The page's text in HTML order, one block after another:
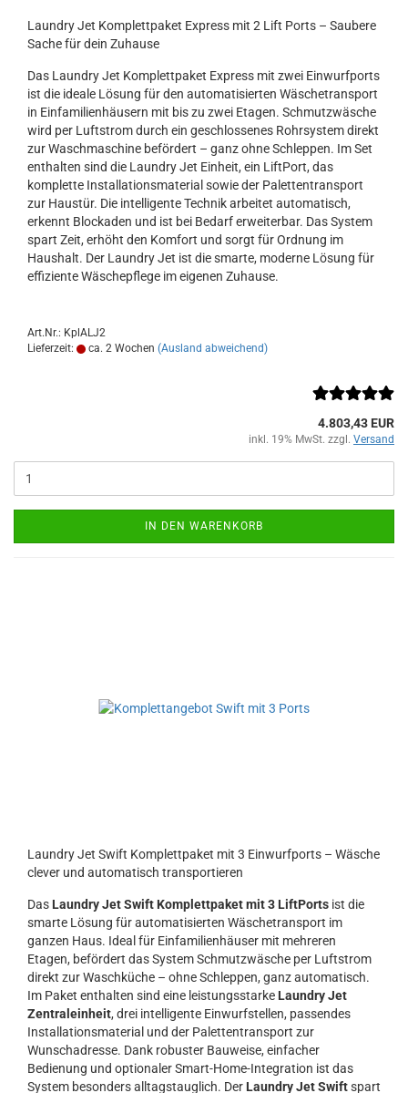
Laundry Jet Komplettpaket Express mit 2 Lift Ports – Saubere
Sache für dein Zuhause
Das Laundry Jet Komplettpaket Express mit zwei Einwurfports
ist die ideale Lösung für den automatisierten Wäschetransport
in Einfamilienhäusern mit bis zu zwei Etagen. Schmutzwäsche
wird per Luftstrom durch ein geschlossenes Rohrsystem direkt
zur Waschmaschine befördert – ganz ohne Schleppen. Im Set
enthalten sind die Laundry Jet Einheit, ein LiftPort, das
komplette Installationsmaterial sowie der Palettentransport
zur Haustür. Die intelligente Technik arbeitet automatisch,
erkennt Blockaden und ist bei Bedarf erweiterbar. Das System
spart Zeit, erhöht den Komfort und sorgt für Ordnung im
Haushalt. Der Laundry Jet ist die smarte, moderne Lösung für
effiziente Wäschepflege im eigenen Zuhause.
Art.Nr.: KplALJ2
Lieferzeit:
ca. 2 Wochen (Ausland abweichend)
4.803,43 EUR
inkl. 19% MwSt. zzgl. Versand
IN DEN WARENKORB
Laundry Jet Swift Komplettpaket mit 3 Einwurfports – Wäsche
clever und automatisch transportieren
Das Laundry Jet Swift Komplettpaket mit 3 LiftPorts ist die
smarte Lösung für automatisierten Wäschetransport im
ganzen Haus. Ideal für Einfamilienhäuser mit mehreren
Etagen, befördert das System Schmutzwäsche per Luftstrom
direkt zur Waschküche – ohne Schleppen, ganz automatisch.
Im Paket enthalten sind eine leistungsstarke Laundry Jet
Zentraleinheit, drei intelligente Einwurfstellen, passendes
Installationsmaterial und der Palettentransport zur
Wunschadresse. Dank robuster Bauweise, einfacher
Bedienung und optionaler Smart-Home-Integration ist das
System besonders alltagstauglich. Der Laundry Jet Swiftspart